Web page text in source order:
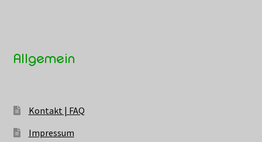
Allgemein
Kontakt | FAQ
Impressum